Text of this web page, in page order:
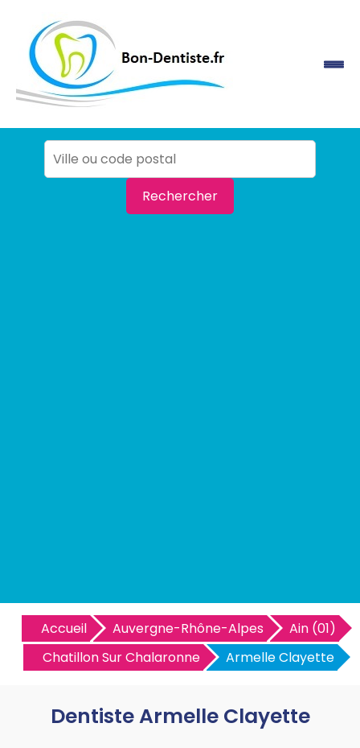
Rechercher
Accueil Auvergne-Rhône-Alpes
Ain (01)
Chatillon Sur Chalaronne
Armelle Clayette
Dentiste Armelle Clayette